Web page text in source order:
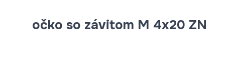
očko so závitom M 4x20 ZN